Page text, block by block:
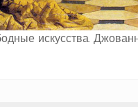
искусства.